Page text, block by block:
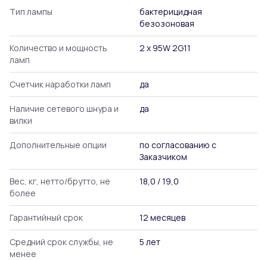
Тип лампы
бактерицидная
безозоновая
Количество и мощность
ламп
2 х 95W 2G11
Счетчик наработки ламп да
Наличие сетевого шнура и
вилки
да
Дополнительные опции
по согласованию с
Заказчиком
Вес, кг, нетто/брутто, не
более
18,0 / 19,0
Гарантийный срок 12 месяцев
Средний срок службы, не
менее
5 лет